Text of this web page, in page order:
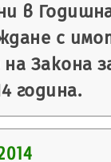
в
с
Закона
година.